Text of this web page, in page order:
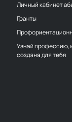
Личный кабинет
Гранты
Узнай профессию,
создана для тебя